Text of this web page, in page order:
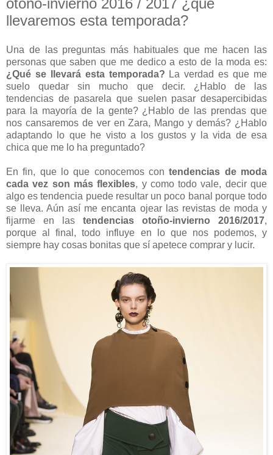
otoño-invierno 2016 / 2017 ¿qué
llevaremos esta temporada?
Una de las preguntas más habituales que me hacen las
personas que saben que me dedico a esto de la moda es:
¿Qué se llevará esta temporada? La verdad es que me
suelo quedar sin mucho que decir. ¿Hablo de las
tendencias de pasarela que suelen pasar desapercibidas
para la mayoría de la gente? ¿Hablo de las prendas que
nos cansaremos de ver en Zara, Mango y demás? ¿Hablo
adaptando lo que he visto a los gustos y la vida de esa
chica que me lo ha preguntado?
En fin, que lo que conocemos contendencias de moda
cada vez son más flexibles, y como todo vale, decir que
algo es tendencia puede resultar un poco banal porque todo
se lleva. Aún así me encanta ojear las revistas de moda y
fijarme en las tendencias otoño-invierno 2016/2017,
porque al final, todo influye en lo que nos podemos, y
siempre hay cosas bonitas que sí apetece comprar y lucir.